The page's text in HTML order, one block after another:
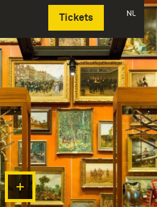
Tickets NL
Deutsch